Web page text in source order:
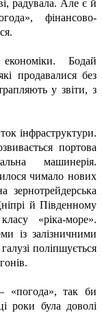
радувала. Але є й
фінансово-
економіки. Бодай
продавалися без
у звіти, з
інфраструктури.
портова
машинерія.
чимало нових
зернотрейдерська
й Південному
«ріка-море».
із залізничними
поліпшується
так би
роки була доволі